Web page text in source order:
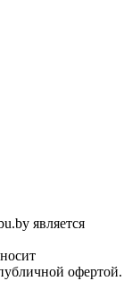
является
офертой.